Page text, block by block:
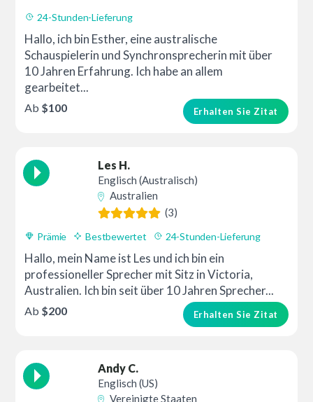
24-Stunden-Lieferung
Hallo, ich bin Esther, eine australische
Schauspielerin und Synchronsprecherin mit über
10 Jahren Erfahrung. Ich habe an allem
gearbeitet...
Erhalten Sie Zitat
Ab $100
Les H.
Englisch (Australisch)
Australien
(3)
Prämie Bestbewertet 24-Stunden-Lieferung
Hallo, mein Name ist Les und ich bin ein
professioneller Sprecher mit Sitz in Victoria,
Australien. Ich bin seit über 10 Jahren Sprecher...
Erhalten Sie Zitat
Ab $200
Andy C.
Englisch (US)
Vereinigte Staaten